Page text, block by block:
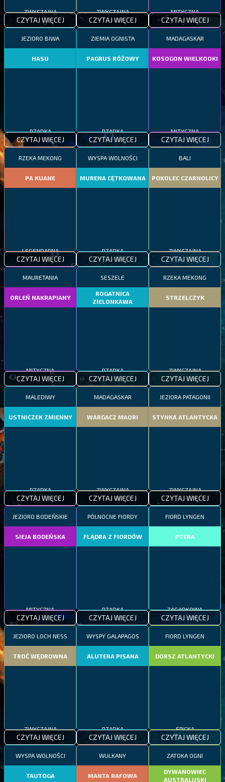
ZWYCZAJNA
CZYTAJ WIĘCEJ
ZWYCZAJNA
CZYTAJ WIĘCEJ
MITYCZNA
CZYTAJ WIĘCEJ
JEZIORO BIWA
HASU
RZADKA
CZYTAJ WIĘCEJ
ZIEMIA OGNISTA
PAGRUS RÓŻOWY
RZADKA
CZYTAJ WIĘCEJ
MADAGASKAR
KOSOGON WIELKOOKI
MITYCZNA
CZYTAJ WIĘCEJ
RZEKA MEKONG
PA KUANE
LEGENDARNA
CZYTAJ WIĘCEJ
WYSPA WOLNOŚCI
MURENA CĘTKOWANA
RZADKA
CZYTAJ WIĘCEJ
BALI
POKOLEC CZARNOLICY
ZWYCZAJNA
CZYTAJ WIĘCEJ
MAURETANIA
ORLEŃ NAKRAPIANY
MITYCZNA
CZYTAJ WIĘCEJ
SESZELE
ROGATNICA
ZIELONKAWA
RZADKA
CZYTAJ WIĘCEJ
RZEKA MEKONG
STRZELCZYK
ZWYCZAJNA
CZYTAJ WIĘCEJ
MALEDIWY
USTNICZEK ZMIENNY
RZADKA
CZYTAJ WIĘCEJ
MADAGASKAR
WARGACZ MAORI
ZWYCZAJNA
CZYTAJ WIĘCEJ
JEZIORA PATAGONII
STYNKA ATLANTYCKA
ZWYCZAJNA
CZYTAJ WIĘCEJ
JEZIORO BODEŃSKIE
SIEJA BODEŃSKA
MITYCZNA
CZYTAJ WIĘCEJ
PÓŁNOCNE FIORDY
FLĄDRA Z FIORDÓW
RZADKA
CZYTAJ WIĘCEJ
FIORD LYNGEN
PTERA
ZAGADKOWA
CZYTAJ WIĘCEJ
JEZIORO LOCH NESS
TROĆ WĘDROWNA
ZWYCZAJNA
CZYTAJ WIĘCEJ
WYSPY GALAPAGOS
ALUTERA PISANA
RZADKA
CZYTAJ WIĘCEJ
FIORD LYNGEN
DORSZ ATLANTYCKI
EPICKA
CZYTAJ WIĘCEJ
WYSPA WOLNOŚCI
TAUTOGA
WULKANY
MANTA RAFOWA
ZATOKA OGNI
DYWANOWIEC
AUSTRALIJSKI